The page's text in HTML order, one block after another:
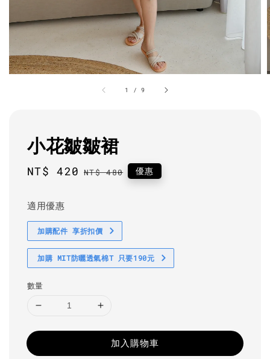
1 /9
小花皺皺裙
Sale
NT$ 420 Regular
NT$ 480 優惠
適用優惠
加購配件 享折扣價
加購 MIT防曬透氣棉T 只要190元
數量
加入購物車